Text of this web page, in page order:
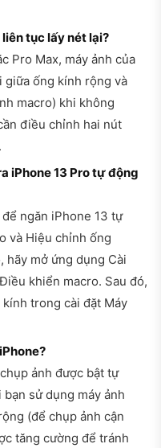
liên tục lấy nét lại?
Pro Max, máy ảnh của
giữa ống kính rộng và
macro) khi không
điều chỉnh hai nút
iPhone 13 Pro tự động
ngăn iPhone 13 tự
và Hiệu chỉnh ống
mở ứng dụng Cài
khiển macro. Sau đó,
trong cài đặt Máy
ảnh được bật tự
sử dụng máy ảnh
(để chụp ảnh cận
tăng cường để tránh